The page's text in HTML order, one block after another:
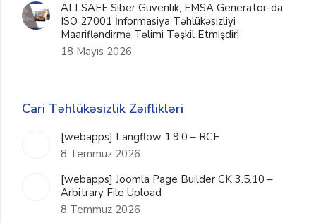
ALLSAFE Siber Güvenlik, EMSA Generator-da
ISO 27001 İnformasiya Təhlükəsizliyi
Maarifləndirmə Təlimi Təşkil Etmişdir!
18 Mayıs 2026
Cari Təhlükəsizlik Zəiflikləri
[webapps] Langflow 1.9.0 – RCE
8 Temmuz 2026
[webapps] Joomla Page Builder CK 3.5.10 –
Arbitrary File Upload
8 Temmuz 2026